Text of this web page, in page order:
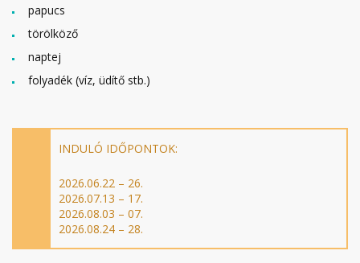
papucs
törölköző
naptej
folyadék (víz, üdítő stb.)
INDULÓ IDŐPONTOK:
2026.06.22 – 26.
2026.07.13 – 17.
2026.08.03 – 07.
2026.08.24 – 28.